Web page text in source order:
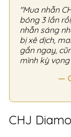
"Mua nhẫn
bóng 3 lần
nhẫn sáng
bị xê dịch,
gắn ngay,
mình kỳ vọng
—
CHJ